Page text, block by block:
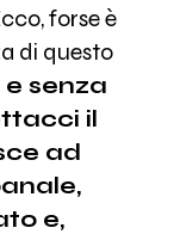
forse è
di questo
senza
il
ad
e,